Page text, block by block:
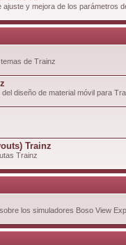
y mejora de los parámetros
de Trainz
diseño de material móvil para
Trainz
Trainz
los simuladores Boso View